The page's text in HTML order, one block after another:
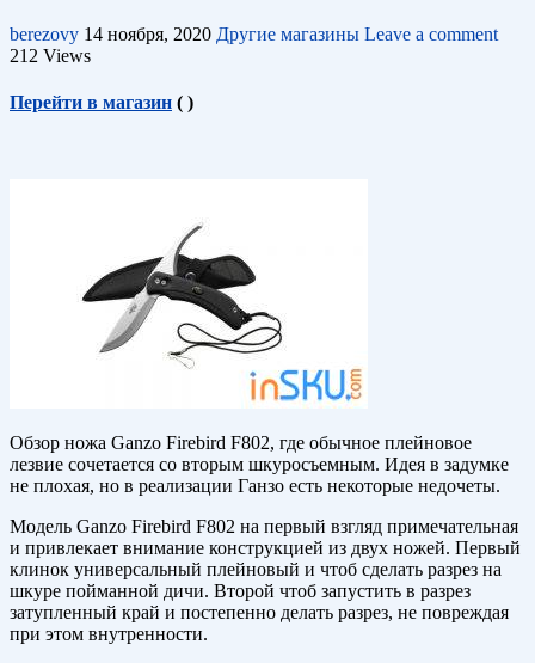
berezovy 14 ноября, 2020 Другие магазины Leave a comment
212 Views
Перейти в магазин ( )
Обзор ножа Ganzo Firebird F802, где обычное плейновое
лезвие сочетается со вторым шкуросъемным. Идея в задумке
не плохая, но в реализации Ганзо есть некоторые недочеты.
Модель Ganzo Firebird F802 на первый взгляд примечательная
и привлекает внимание конструкцией из двух ножей. Первый
клинок универсальный плейновый и чтоб сделать разрез на
шкуре пойманной дичи. Второй чтоб запустить в разрез
затупленный край и постепенно делать разрез, не повреждая
при этом внутренности.